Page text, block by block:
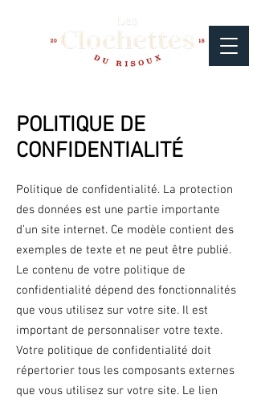
POLITIQUE DE
CONFIDENTIALITÉ
Politique de confidentialité. La protection
des données est une partie importante
d’un site internet. Ce modèle contient des
exemples de texte et ne peut être publié.
Le contenu de votre politique de
confidentialité dépend des fonctionnalités
que vous utilisez sur votre site. Il est
important de personnaliser votre texte.
Votre politique de confidentialité doit
répertorier tous les composants externes
que vous utilisez sur votre site. Le lien